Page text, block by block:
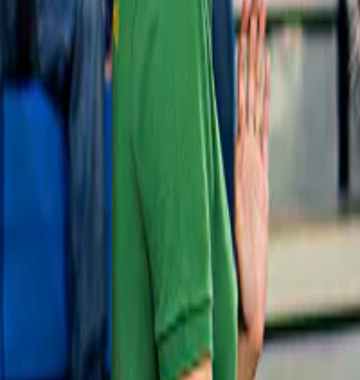
Ticket voor het Caumont Centre d’Art +
tijdelijke tentoonstelling
Hotel De Caumont
€ 16,50
Snel uitverkocht
Slide 1 of 1, Roussillon village with ochre
buildings in Provence, surrounded by green
hills and distant mountains.
Slide 1 of 1, Montmajour Abbey ruins with
archway and visitor in Arles, France.